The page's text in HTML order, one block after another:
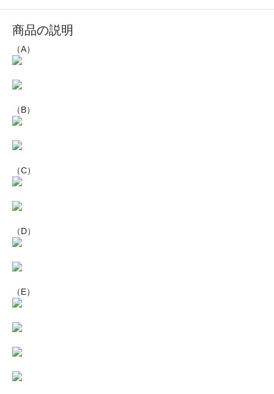
商品の説明
（A）
（B）
（C）
（D）
（E）